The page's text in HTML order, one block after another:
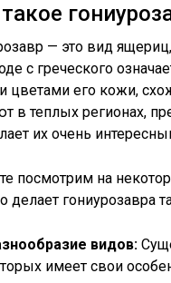
— это вид
с греческого
цветами его кожи,
в теплых регионах,
их очень
посмотрим на
делает гониурозавра
видов:
имеет свои